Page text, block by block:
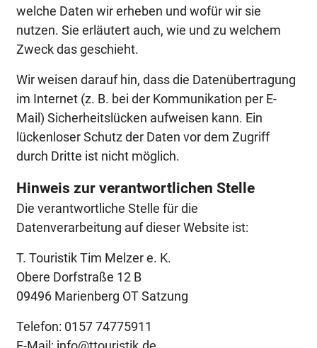
welche Daten wir erheben und wofür wir sie
nutzen. Sie erläutert auch, wie und zu welchem
Zweck das geschieht.
Wir weisen darauf hin, dass die Datenübertragung
im Internet (z. B. bei der Kommunikation per E-
Mail) Sicherheitslücken aufweisen kann. Ein
lückenloser Schutz der Daten vor dem Zugriff
durch Dritte ist nicht möglich.
Hinweis zur verantwortlichen Stelle
Die verantwortliche Stelle für die
Datenverarbeitung auf dieser Website ist:
T. Touristik Tim Melzer e. K.
Obere Dorfstraße 12 B
09496 Marienberg OT Satzung
Telefon: 0157 74775911